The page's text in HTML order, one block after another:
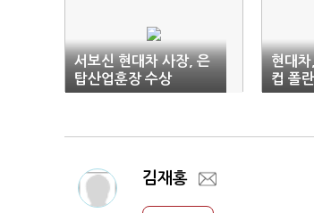
서보신 현대차 사장, 은
탑산업훈장 수상
현대차
컵 폴
량 전달
김재홍